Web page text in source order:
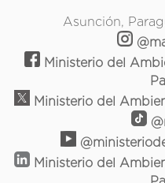
Asunción,
Ministerio del
Ministerio del
Ministerio del